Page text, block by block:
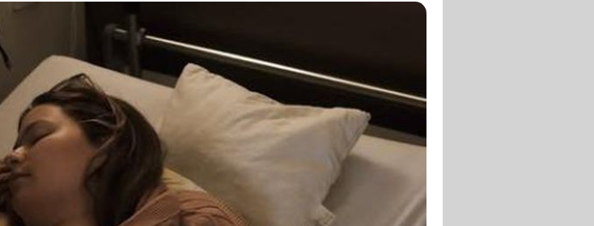
Filme & Serien
Lifestyle
Familie & Liebe
Exklusiv
auf Promiflash